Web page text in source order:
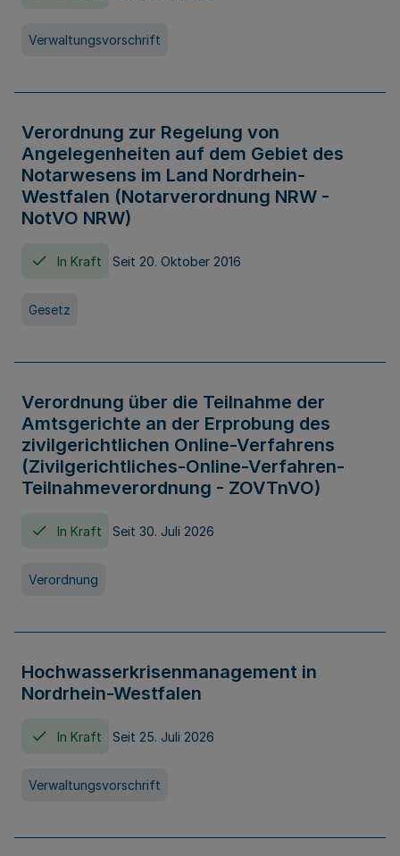
Verwaltungsvorschrift
Verordnung zur Regelung von
Angelegenheiten auf dem Gebiet des
Notarwesens im Land Nordrhein-
Westfalen (Notarverordnung NRW -
NotVO NRW)
In Kraft Seit 20. Oktober 2016
Gesetz
Verordnung über die Teilnahme der
Amtsgerichte an der Erprobung des
zivilgerichtlichen Online-Verfahrens
(Zivilgerichtliches-Online-Verfahren-
Teilnahmeverordnung - ZOVTnVO)
In Kraft Seit 30. Juli 2026
Verordnung
Hochwasserkrisenmanagement in
Nordrhein-Westfalen
In Kraft Seit 25. Juli 2026
Verwaltungsvorschrift